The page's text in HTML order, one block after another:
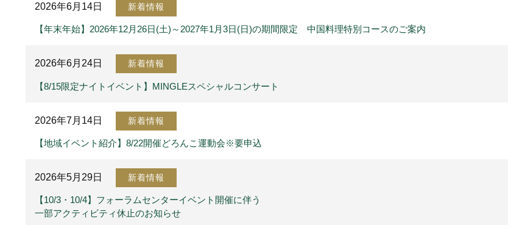
2026年6月14日 新着情報
【年末年始】2026年12月26日(土)～2027年1月3日(日)の期間限定 中国料理特別コースのご案内
2026年6月24日 新着情報
【8/15限定ナイトイベント】MINGLEスペシャルコンサート
2026年7月14日 新着情報
【地域イベント紹介】8/22開催どろんこ運動会※要申込
2026年5月29日 新着情報
【10/3・10/4】フォーラムセンターイベント開催に伴う
一部アクティビティ休止のお知らせ